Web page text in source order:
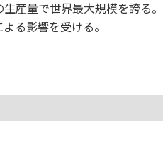
産量で世界最大規模を誇る。
る影響を受ける。